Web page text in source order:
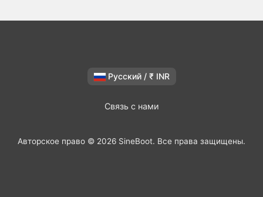
Русский / ₹ INR
Связь с нами
Авторское право © 2026 SineBoot. Все права защищены.